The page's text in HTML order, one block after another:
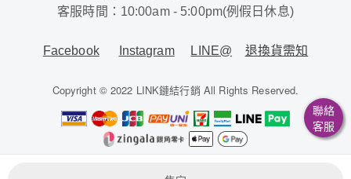
客服時間：10:00am - 5:00pm(例假日休息)
Facebook Instagram LINE@ 退換貨需知
Copyright © 2022 LINK鏈結行銷 All Rights Reserved.
鏈結行銷股份有限公司 / 90281086
聯絡
客服